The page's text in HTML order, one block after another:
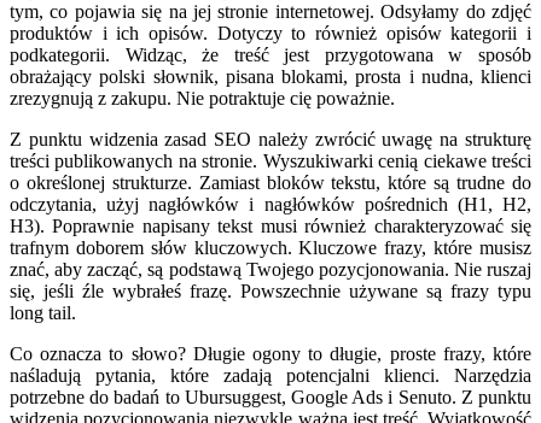
tym, co pojawia się na jej stronie internetowej. Odsyłamy do zdjęć
produktów i ich opisów. Dotyczy to również opisów kategorii i
podkategorii. Widząc, że treść jest przygotowana w sposób
obrażający polski słownik, pisana blokami, prosta i nudna, klienci
zrezygnują z zakupu. Nie potraktuje cię poważnie.
Z punktu widzenia zasad SEO należy zwrócić uwagę na strukturę
treści publikowanych na stronie. Wyszukiwarki cenią ciekawe treści
o określonej strukturze. Zamiast bloków tekstu, które są trudne do
odczytania, użyj nagłówków i nagłówków pośrednich (H1, H2,
H3). Poprawnie napisany tekst musi również charakteryzować się
trafnym doborem słów kluczowych. Kluczowe frazy, które musisz
znać, aby zacząć, są podstawą Twojego pozycjonowania. Nie ruszaj
się, jeśli źle wybrałeś frazę. Powszechnie używane są frazy typu
long tail.
Co oznacza to słowo? Długie ogony to długie, proste frazy, które
naśladują pytania, które zadają potencjalni klienci. Narzędzia
potrzebne do badań to Ubursuggest, Google Ads i Senuto. Z punktu
widzenia pozycjonowania niezwykle ważna jest treść. Wyjątkowość